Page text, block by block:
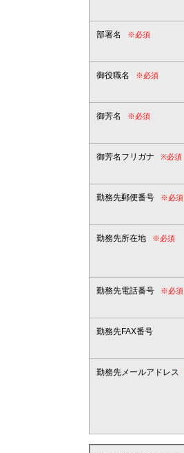
部署名
※必須
御役職名
※必須
御芳名
※必須
御芳名フリガナ
※必須
勤務先郵便番号
※必須
勤務先所在地
※必須
勤務先電話番号
※必須
勤務先FAX番号
勤務先メールアドレス